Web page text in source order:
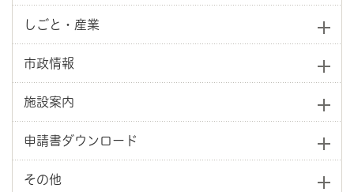
しごと・産業
市政情報
施設案内
申請書ダウンロード
その他